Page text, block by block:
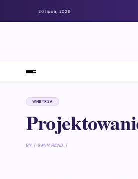
20 lipca, 2026
WNĘTRZA
BY 9 MIN READ